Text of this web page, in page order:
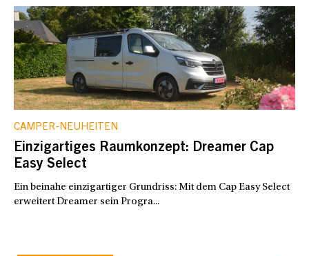
CAMPER-NEUHEITEN
Einzigartiges Raumkonzept: Dreamer Cap
Easy Select
Ein beinahe einzigartiger Grundriss: Mit dem Cap Easy Select
erweitert Dreamer sein Progra...